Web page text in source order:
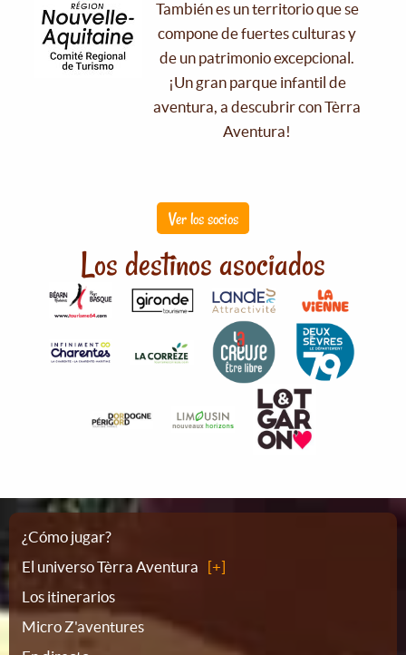
También es un territorio que se
compone de fuertes culturas y
de un patrimonio excepcional.
¡Un gran parque infantil de
aventura, a descubrir con Tèrra
Aventura!
Ver los socios
Los destinos asociados
Plano
del
sitio
¿Cómo jugar?
El universo Tèrra Aventura
Los itinerarios
Micro Z'aventures